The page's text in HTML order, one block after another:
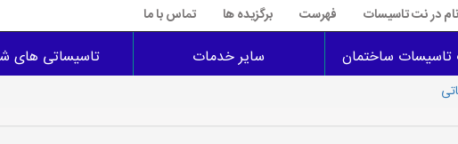
در نت تاسیسات فهرست برگزیده ها تماس با ما
ساختمان سایر خدمات تاسیساتی های